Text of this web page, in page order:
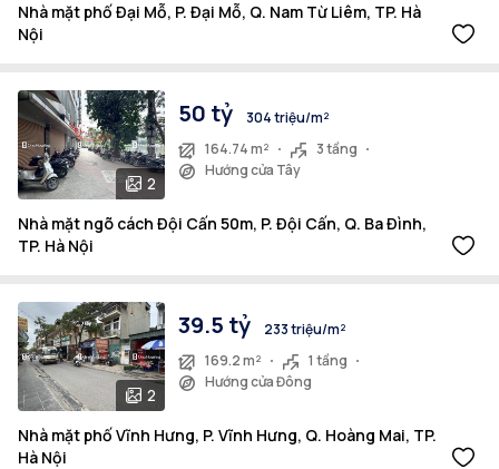
Nhà mặt phố Đại Mỗ, P. Đại Mỗ, Q. Nam Từ Liêm, TP. Hà
Nội
2
50 tỷ
304 triệu/m²
164.74 m²
3 tầng
Hướng cửa Tây
Nhà mặt ngõ cách Đội Cấn 50m, P. Đội Cấn, Q. Ba Đình,
TP. Hà Nội
2
39.5 tỷ
233 triệu/m²
169.2 m²
1 tầng
Hướng cửa Đông
Nhà mặt phố Vĩnh Hưng, P. Vĩnh Hưng, Q. Hoàng Mai, TP.
Hà Nội